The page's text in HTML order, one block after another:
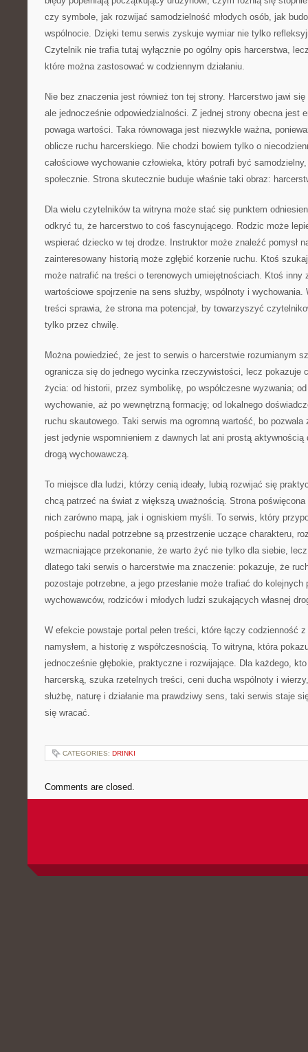
czy symbole, jak rozwijać samodzielność młodych osób, jak
wspólnocie. Dzięki temu serwis zyskuje wymiar nie tylko
Czytelnik nie trafia tutaj wyłącznie po ogólny opis harcerstwa,
które można zastosować w codziennym działaniu.
Nie bez znaczenia jest również ton tej strony. Harcerstwo jawi się
ale jednocześnie odpowiedzialności. Z jednej strony obecna jest
powaga wartości. Taka równowaga jest niezwykle ważna,
oblicze ruchu harcerskiego. Nie chodzi bowiem tylko o
całościowe wychowanie człowieka, który potrafi być
społecznie. Strona skutecznie buduje właśnie taki obraz:
Dla wielu czytelników ta witryna może stać się punktem
odkryć tu, że harcerstwo to coś fascynującego. Rodzic może
wspierać dziecko w tej drodze. Instruktor może znaleźć pomysł
zainteresowany historią może zgłębić korzenie ruchu. Ktoś
może natrafić na treści o terenowych umiejętnościach. Ktoś inny
wartościowe spojrzenie na sens służby, wspólnoty i wychowania.
treści sprawia, że strona ma potencjał, by towarzyszyć
tylko przez chwilę.
Można powiedzieć, że jest to serwis o harcerstwie rozumianym
ogranicza się do jednego wycinka rzeczywistości, lecz pokazuje
życia: od historii, przez symbolikę, po współczesne wyzwania;
wychowanie, aż po wewnętrzną formację; od lokalnego
ruchu skautowego. Taki serwis ma ogromną wartość, bo
jest jedynie wspomnieniem z dawnych lat ani prostą aktywnością
drogą wychowawczą.
To miejsce dla ludzi, którzy cenią ideały, lubią rozwijać się
chcą patrzeć na świat z większą uważnością. Strona
nich zarówno mapą, jak i ogniskiem myśli. To serwis, który
pośpiechu nadal potrzebne są przestrzenie uczące charakteru,
wzmacniające przekonanie, że warto żyć nie tylko dla siebie,
dlatego taki serwis o harcerstwie ma znaczenie: pokazuje, że
pozostaje potrzebne, a jego przesłanie może trafiać do kolejnych
wychowawców, rodziców i młodych ludzi szukających własnej
W efekcie powstaje portal pełen treści, które łączy codzienność
namysłem, a historię z współczesnością. To witryna, która
jednocześnie głębokie, praktyczne i rozwijające. Dla każdego,
harcerską, szuka rzetelnych treści, ceni ducha wspólnoty i
służbę, naturę i działanie ma prawdziwy sens, taki serwis staje
się wracać.
CATEGORIES: DRINKI
Comments are closed.